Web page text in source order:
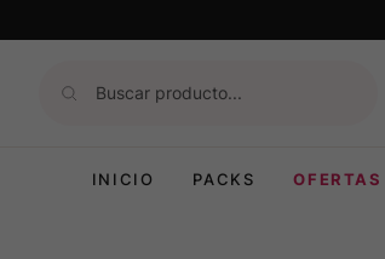
INICIO PACKS OFERTAS